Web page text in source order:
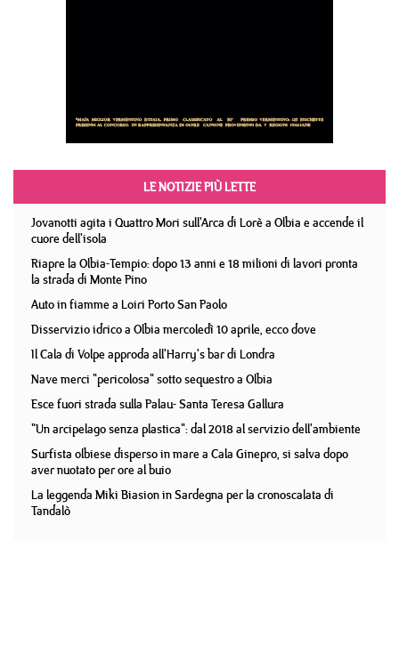
LE NOTIZIE PIÙ LETTE
Jovanotti agita i Quattro Mori sull'Arca di Lorè a Olbia e accende il
cuore dell'isola
Riapre la Olbia-Tempio: dopo 13 anni e 18 milioni di lavori pronta
la strada di Monte Pino
Auto in fiamme a Loiri Porto San Paolo
Disservizio idrico a Olbia mercoledì 10 aprile, ecco dove
Il Cala di Volpe approda all'Harry's bar di Londra
Nave merci "pericolosa" sotto sequestro a Olbia
Esce fuori strada sulla Palau- Santa Teresa Gallura
"Un arcipelago senza plastica": dal 2018 al servizio dell'ambiente
Surfista olbiese disperso in mare a Cala Ginepro, si salva dopo
aver nuotato per ore al buio
La leggenda Miki Biasion in Sardegna per la cronoscalata di
Tandalò